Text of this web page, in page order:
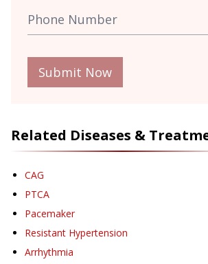
Submit Now
Related Diseases &
CAG
PTCA
Pacemaker
Resistant Hypertension
Arrhythmia